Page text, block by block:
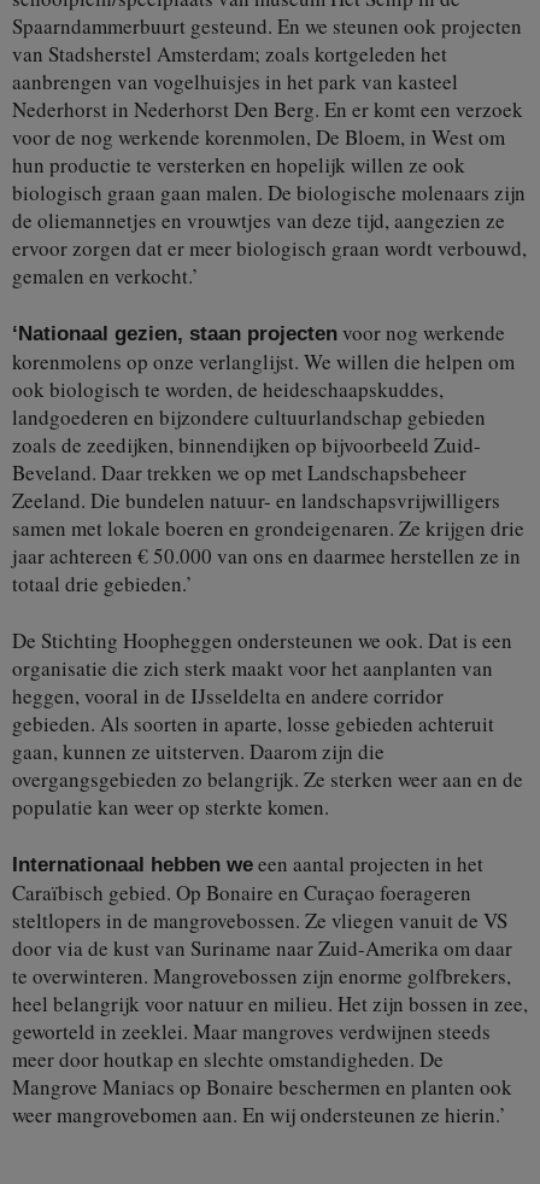
Spaarndammerbuurt gesteund. En we steunen ook projecten
van Stadsherstel Amsterdam; zoals kortgeleden het
aanbrengen van vogelhuisjes in het park van kasteel
Nederhorst in Nederhorst Den Berg. En er komt een verzoek
voor de nog werkende korenmolen, De Bloem, in West om
hun productie te versterken en hopelijk willen ze ook
biologisch graan gaan malen. De biologische molenaars zijn
de oliemannetjes en vrouwtjes van deze tijd, aangezien ze
ervoor zorgen dat er meer biologisch graan wordt verbouwd,
gemalen en verkocht.’
‘Nationaal gezien, staan projecten voor nog werkende
korenmolens op onze verlanglijst. We willen die helpen om
ook biologisch te worden, de heideschaapskuddes,
landgoederen en bijzondere cultuurlandschap gebieden
zoals de zeedijken, binnendijken op bijvoorbeeld Zuid-
Beveland. Daar trekken we op met Landschapsbeheer
Zeeland. Die bundelen natuur- en landschapsvrijwilligers
samen met lokale boeren en grondeigenaren. Ze krijgen drie
jaar achtereen € 50.000 van ons en daarmee herstellen ze in
totaal drie gebieden.’
De Stichting Hoopheggen ondersteunen we ook. Dat is een
organisatie die zich sterk maakt voor het aanplanten van
heggen, vooral in de IJsseldelta en andere corridor
gebieden. Als soorten in aparte, losse gebieden achteruit
gaan, kunnen ze uitsterven. Daarom zijn die
overgangsgebieden zo belangrijk. Ze sterken weer aan en de
populatie kan weer op sterkte komen.
Internationaal hebben we een aantal projecten in het
Caraïbisch gebied. Op Bonaire en Curaçao foerageren
steltlopers in de mangrovebossen. Ze vliegen vanuit de VS
door via de kust van Suriname naar Zuid-Amerika om daar
te overwinteren. Mangrovebossen zijn enorme golfbrekers,
heel belangrijk voor natuur en milieu. Het zijn bossen in zee,
geworteld in zeeklei. Maar mangroves verdwijnen steeds
meer door houtkap en slechte omstandigheden. De
Mangrove Maniacs op Bonaire beschermen en planten ook
weer mangrovebomen aan. En wij ondersteunen ze hierin.’